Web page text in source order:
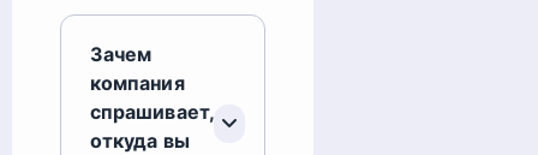
Зачем
компания
спрашивает,
откуда вы